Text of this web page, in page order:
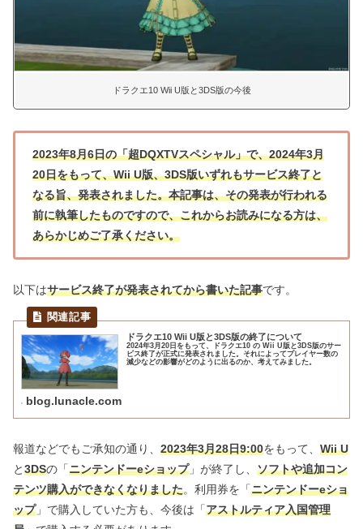
ドラクエ10 Wii U版と3DS版の今後
2023年8月6日の「超DQXTVスペシャル」で、2024年3月
20日をもって、Wii U版、3DS版いずれもサービス終了と
なる旨、発表されました。本記事は、その発表が行われる
前に執筆したものですので、これからお読みになる方は、
あらかじめご了承ください。
以下はサービス終了が発表されてから書いた記事です。
ドラクエ10 Wii U版と3DS版の終了について
2024年3月20日をもって、ドラクエ10 の Wii U版と3DS版のサー
ビス終了が正式に発表されました。それによってプレイヤー数の
減少などの影響がどのように出るのか、考えてみました。
blog.lunacle.com
報道などでもご承知の通り、 2023年3月28日9:00をもって、 Wii U
と3DSの「ニンテンドーeショップ」が終了し、 ソフトや追加コン
テンツ購入ができなくなりました。利用券を「ニンテンドーeショ
ップ」で購入していた方も、今後は 「アストルティア入国管理